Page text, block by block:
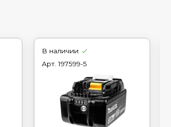
В наличии
Арт.197599-5